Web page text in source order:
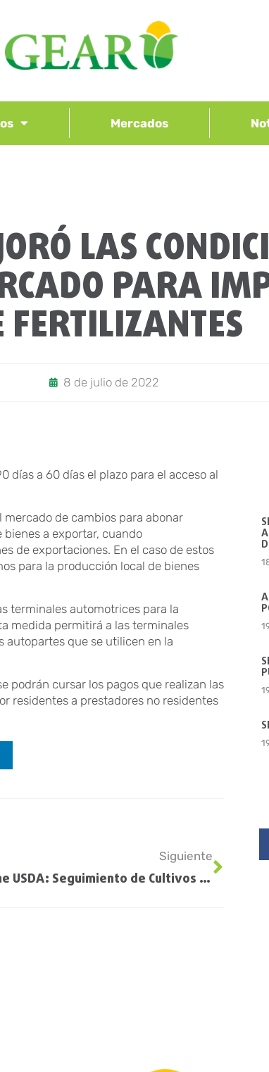
Mercados
LAS
PARA
FERTILIZANTES
8 de julio de 2022
días a 60 días el plazo para el acceso al
mercado de cambios para abonar
a exportar, cuando
de exportaciones. En el caso de estos
para la producción local de bienes
terminales automotrices para la
medida permitirá a las terminales
autopartes que se utilicen en la
podrán cursar los pagos que realizan las
residentes a prestadores no residentes
Siguiente
Informe USDA: Seguimiento de Cultivos EE.UU